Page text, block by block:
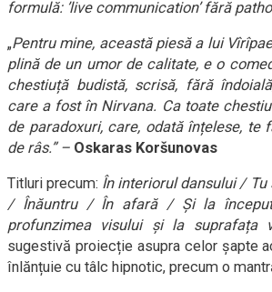
formulă: ’live communication’ fără
„Pentru mine, această piesă a lui
plină de un umor de calitate, e o
chestiuță budistă, scrisă, fără
care a fost în Nirvana. Ca toate
de paradoxuri, care, odată înțelese, te
de râs.” – Oskaras Koršunovas
Titluri precum: În interiorul dansului /
/ Înăuntru / În afară / Și la
profunzimea visului și la suprafața
sugestivă proiecție asupra celor șapte
înlănțuie cu tâlc hipnotic, precum o